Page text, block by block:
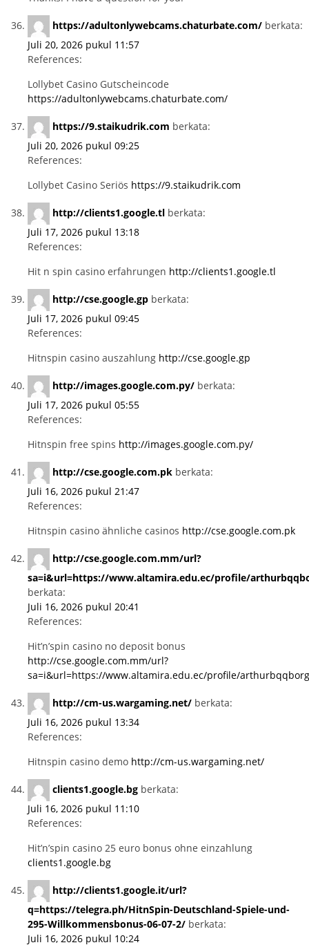
https://adultonlywebcams.chaturbate.com/ berkata:
Juli 20, 2026 pukul 11:57
References:
Lollybet Casino Gutscheincode
https://adultonlywebcams.chaturbate.com/
https://9.staikudrik.com berkata:
Juli 20, 2026 pukul 09:25
References:
Lollybet Casino Seriös https://9.staikudrik.com
http://clients1.google.tl berkata:
Juli 17, 2026 pukul 13:18
References:
Hit n spin casino erfahrungen http://clients1.google.tl
http://cse.google.gp berkata:
Juli 17, 2026 pukul 09:45
References:
Hitnspin casino auszahlung http://cse.google.gp
http://images.google.com.py/ berkata:
Juli 17, 2026 pukul 05:55
References:
Hitnspin free spins http://images.google.com.py/
http://cse.google.com.pk berkata:
Juli 16, 2026 pukul 21:47
References:
Hitnspin casino ähnliche casinos http://cse.google.com.pk
http://cse.google.com.mm/url?
sa=i&url=https://www.altamira.edu.ec/profile/
berkata:
Juli 16, 2026 pukul 20:41
References:
Hit’n’spin casino no deposit bonus
http://cse.google.com.mm/url?
sa=i&url=https://www.altamira.edu.ec/profile/
http://cm-us.wargaming.net/ berkata:
Juli 16, 2026 pukul 13:34
References:
Hitnspin casino demo http://cm-us.wargaming.net/
clients1.google.bg berkata:
Juli 16, 2026 pukul 11:10
References:
Hit’n’spin casino 25 euro bonus ohne einzahlung
clients1.google.bg
http://clients1.google.it/url?
q=https://telegra.ph/HitnSpin-Deutschland-Spiele-und-
295-Willkommensbonus-06-07-2/ berkata:
Juli 16, 2026 pukul 10:24